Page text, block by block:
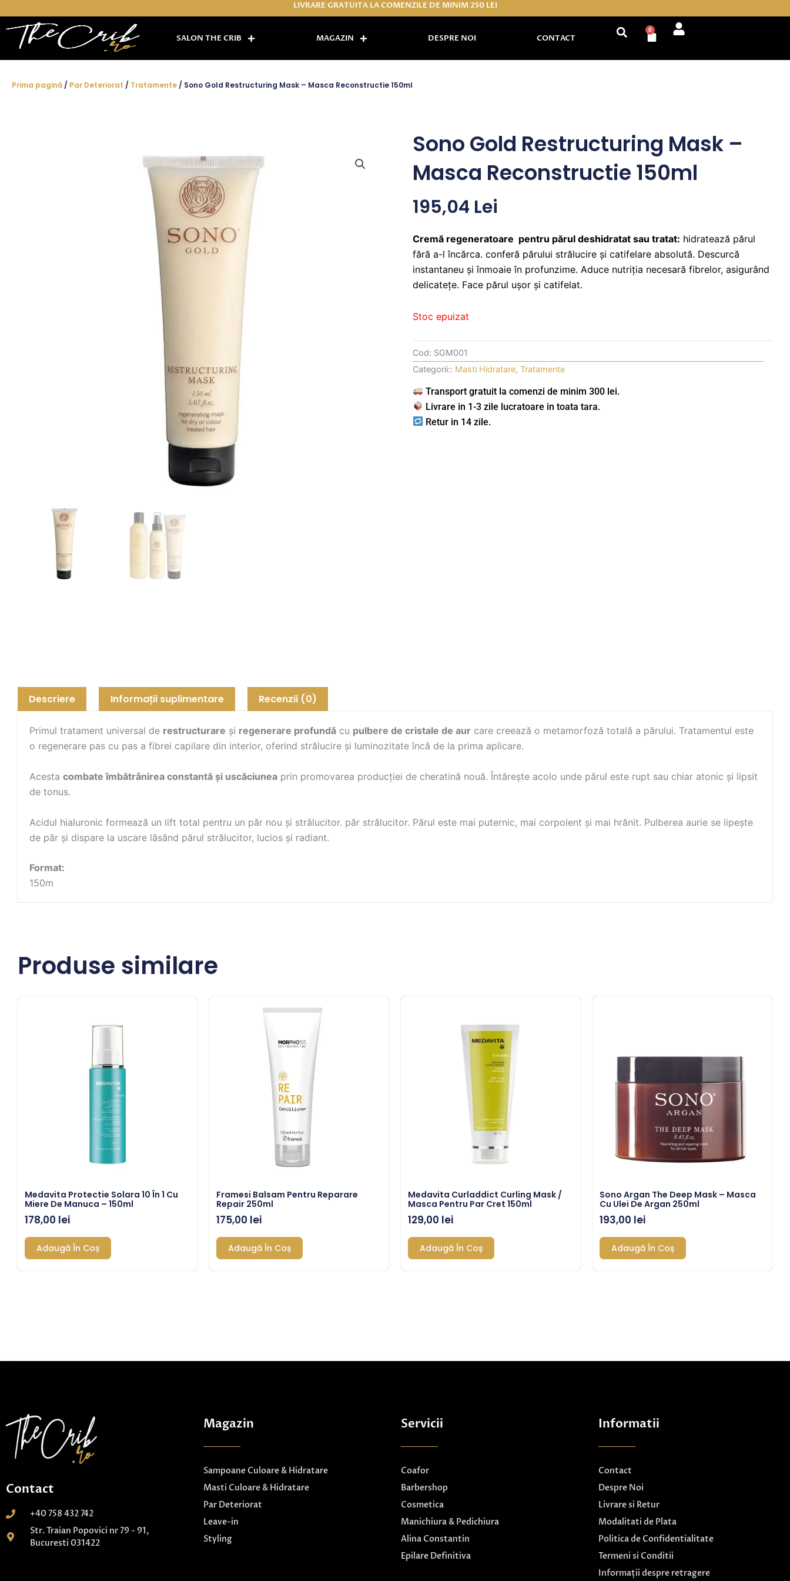
content
LIVRARE GRATUITA LA COMENZILE DE MINIM 250 LEI
SALON THE CRIB MAGAZIN DESPRE NOI CONTACT
0
Cart
Prima pagină / Par Deteriorat / Tratamente / Sono Gold Restructuring Mask – Masca Reconstructie 150ml
Sono Gold Restructuring Mask –
Masca Reconstructie 150ml
195,04 Lei
Cremă regeneratoare pentru părul deshidratat sau tratat: hidratează părul
fără a-l încărca. conferă părului strălucire și catifelare absolută. Descurcă
instantaneu și înmoaie în profunzime. Aduce nutriția necesară fibrelor, asigurând
delicatețe. Face părul ușor și catifelat.
Stoc epuizat
Cod: SGM001
Categorii:: Masti Hidratare, Tratamente
Transport gratuit la comenzi de minim 300 lei.
Livrare in 1-3 zile lucratoare in toata tara.
Retur in 14 zile.
Descriere Informații suplimentare Recenzii (0)
Primul tratament universal de restructurare și regenerare profundă cu pulbere de cristale de aur care creează o metamorfoză totală a părului. Tratamentul este
o regenerare pas cu pas a fibrei capilare din interior, oferind strălucire și luminozitate încă de la prima aplicare.
Acesta combate îmbătrânirea constantă și uscăciunea prin promovarea producției de cheratină nouă. Întărește acolo unde părul este rupt sau chiar atonic și lipsit
de tonus.
Acidul hialuronic formează un lift total pentru un păr nou și strălucitor. păr strălucitor. Părul este mai puternic, mai corpolent și mai hrănit. Pulberea aurie se lipește
de păr și dispare la uscare lăsând părul strălucitor, lucios și radiant.
Format:
150m
Produse similare
Medavita Protectie Solara 10 În 1 Cu
Miere De Manuca – 150ml
178,00 lei
Adaugă În Coș
Framesi Balsam Pentru Reparare
Repair 250ml
175,00 lei
Adaugă În Coș
Medavita Curladdict Curling Mask /
Masca Pentru Par Cret 150ml
129,00 lei
Adaugă În Coș
Sono Argan The Deep Mask – Masca
Cu Ulei De Argan 250ml
193,00 lei
Adaugă În Coș
Contact
+40 758 432 742
Str. Traian Popovici nr 79 - 91,
Bucuresti 031422
Magazin
Sampoane Culoare & Hidratare
Masti Culoare & Hidratare
Par Deteriorat
Leave-in
Styling
Servicii
Coafor
Barbershop
Cosmetica
Manichiura & Pedichiura
Alina Constantin
Epilare Definitiva
Informatii
Contact
Despre Noi
Livrare si Retur
Modalitati de Plata
Politica de Confidentialitate
Termeni si Conditii
Informații despre retragere